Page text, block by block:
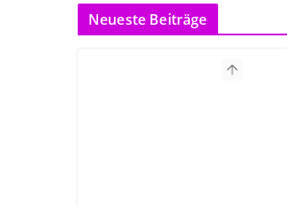
Neueste Beiträge